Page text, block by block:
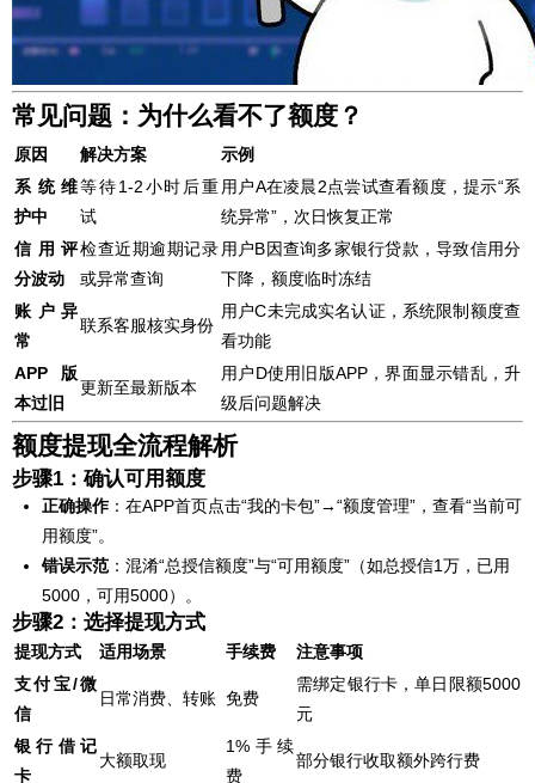
常见问题：为什么看不了额度？
原因 解决方案
示例
系统维
护中
等待1-2小时后重
试
用户A在凌晨2点尝试查看额度，提示“系
统异常”，次日恢复正常
信用评
分波动
检查近期逾期记录
或异常查询
用户B因查询多家银行贷款，导致信用分
下降，额度临时冻结
账户异
常
联系客服核实身份
用户C未完成实名认证，系统限制额度查
看功能
APP版
本过旧
更新至最新版本
用户D使用旧版APP，界面显示错乱，升
级后问题解决
额度提现全流程解析
步骤1：确认可用额度
正确操作：在APP首页点击“我的卡包”→“额度管理”，查看“当前可
用额度”。
错误示范 ：混淆“总授信额度”与“可用额度”（如总授信1万，已用
5000，可用5000）。
步骤2：选择提现方式
提现方式 适用场景 手续费
注意事项
支付宝/微
信
日常消费、转账 免费
需绑定银行卡，单日限额5000
元
银行借记
卡
大额取现
1%手续
费
部分银行收取额外跨行费